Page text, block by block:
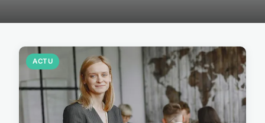
ACTU